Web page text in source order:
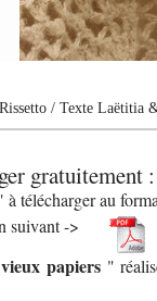
/ Texte Laëtitia
gratuitement :
à télécharger au
suivant ->
papiers "